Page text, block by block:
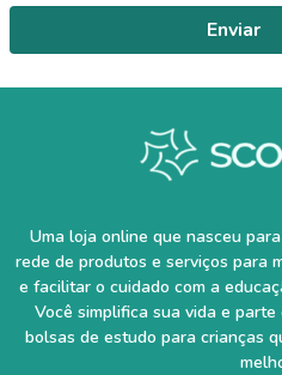
Enviar
Uma loja online que nasceu
rede de produtos e serviços para
e facilitar o cuidado com a
Você simplifica sua vida e
bolsas de estudo para crianças